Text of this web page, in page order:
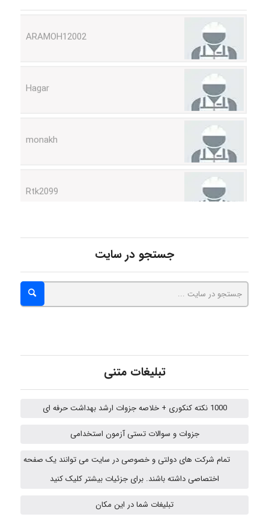
ABOALFZAL ZAREI
Hasan haghparast
Shamim.khojasteh74
جستجو در سایت
تبلیغات متنی
1000 نکته کنکوری + خلاصه جزوات ارشد بهداشت حرفه ای
جزوات و سوالات تستی آزمون استخدامی
تمام شرکت های دولتی و خصوصی در سایت می توانند یک صفحه
اختصاصی داشته باشند. برای جزئیات بیشتر کلیک کنید
تبلیغات شما در این مکان